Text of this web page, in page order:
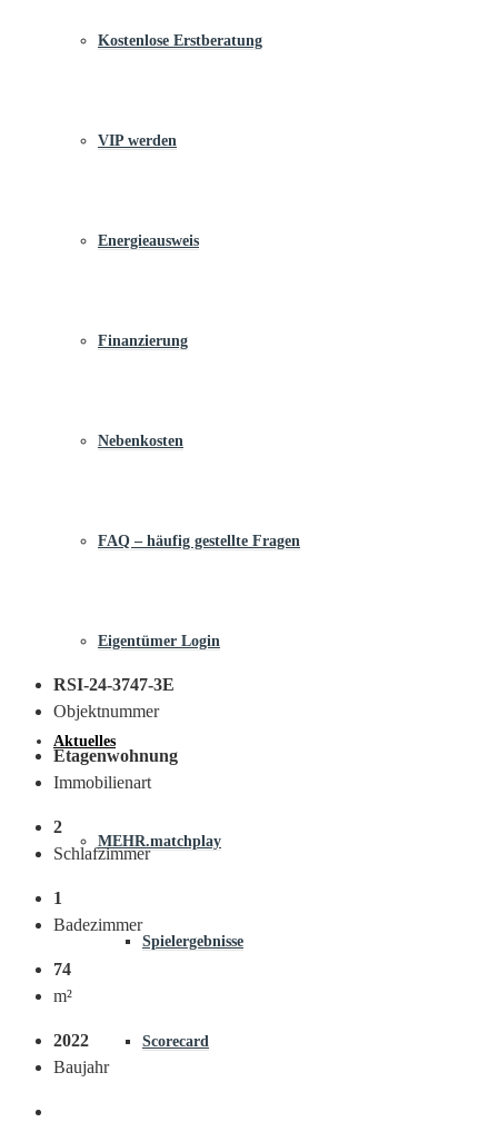
Kostenlose Erstberatung
VIP werden
Energieausweis
Finanzierung
Nebenkosten
FAQ – häufig gestellte Fragen
Eigentümer Login
Aktuelles
MEHR.matchplay
Spielergebnisse
Scorecard
RSI-24-3747-3E
Objektnummer
Etagenwohnung
Immobilienart
2
Schlafzimmer
1
Badezimmer
74
m²
2022
Baujahr